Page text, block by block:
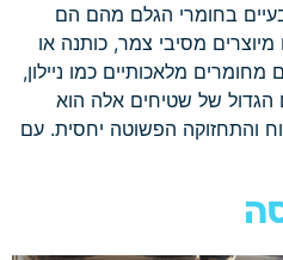
בחומרי הגלם מהם הם
מסיבי צמר, כותנה או
מלאכותיים כמו ניילון,
הגדול של שטיחים אלה הוא
והתחזוקה הפשוטה יחסית. עם